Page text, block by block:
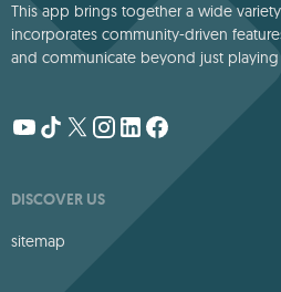
This app brings together a wide
incorporates community-driven
and communicate beyond just playing
DISCOVER US
sitemap